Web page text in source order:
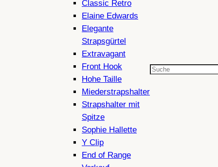
Classic Retro
Elaine Edwards
Elegante
Strapsgürtel
Extravagant
Front Hook
Hohe Taille
Miederstrapshalter
Strapshalter mit
Spitze
Sophie Hallette
Y Clip
End of Range
Suchen